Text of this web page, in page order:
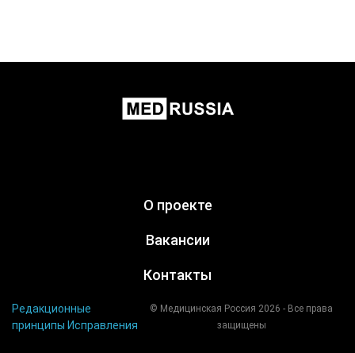
О проекте
Вакансии
Контакты
Редакционные
принципы Исправления
© Медицинская Россия 2026 - Все права
защищены